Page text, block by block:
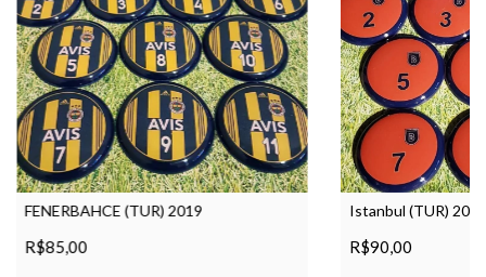
FENERBAHCE (TUR) 2019
R$85,00
Istanbul (TUR) 2020
R$90,00